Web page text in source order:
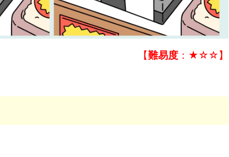
【難易度 ：★☆☆】